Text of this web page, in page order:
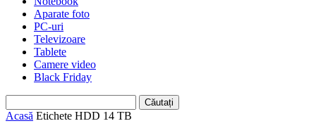
Aparate foto
PC-uri
Televizoare
Tablete
Camere video
Black Friday
Acasă Etichete HDD 14 TB